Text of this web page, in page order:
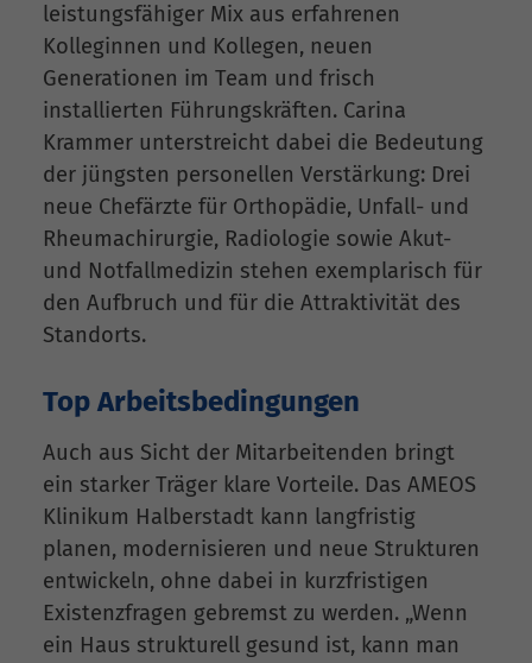
leistungsfähiger Mix aus erfahrenen
Kolleginnen und Kollegen, neuen
Generationen im Team und frisch
installierten Führungskräften. Carina
Krammer unterstreicht dabei die Bedeutung
der jüngsten personellen Verstärkung: Drei
neue Chefärzte für Orthopädie, Unfall- und
Rheumachirurgie, Radiologie sowie Akut-
und Notfallmedizin stehen exemplarisch für
den Aufbruch und für die Attraktivität des
Standorts.
Top Arbeitsbedingungen
Auch aus Sicht der Mitarbeitenden bringt
ein starker Träger klare Vorteile. Das AMEOS
Klinikum Halberstadt kann langfristig
planen, modernisieren und neue Strukturen
entwickeln, ohne dabei in kurzfristigen
Existenzfragen gebremst zu werden. „Wenn
ein Haus strukturell gesund ist, kann man